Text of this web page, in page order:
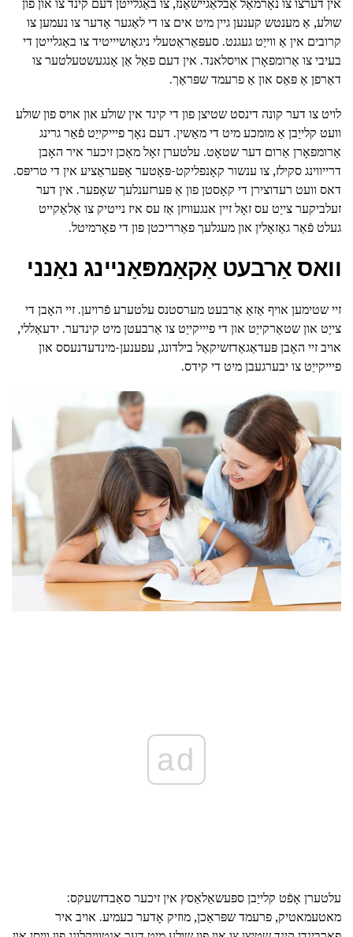
אין דערצו צו נאָרמאַל אַבלאַגיישאַנז, צו באַגלייטן דעם קינד צו און פון
שולע, אַ מענטש קענען גיין מיט אים צו די לאַגער אָדער צו נעמען צו
קרובים אין אַ ווייַט געגנט. סעפּאַראַטעלי ניגאָושיייטיד צו באַגלייטן די
בעיבי צו אַרומפאָרן אויסלאנד. אין דעם פאַל אַן אָנגעשטעלטער צו
דאַרפן אַ פּאַס און אַ פרעמד שפּראַך.
לויט צו דער קונה דינסט שטיצן פון די קינד אין שולע און אויס פון שולע
וועט קלייַבן אַ מומכע מיט די מאַשין. דעם נאָך פיייקייַט פֿאַר גרינג
אַרומפאָרן אַרום דער שטאָט. עלטערן זאָל מאַכן זיכער איר האָבן
דרייווינג סקילז, צו ענשור קאָנפליקט-פּאָטער אָפּעראַציע אין די טריפּס.
דאס וועט רעדוצירן די קאָסטן פון אַ פּערזענלעך שאָפער. אין דער
זעלביקער צייַט עס זאָל זיין אנגעוויזן אַז עס איז נייטיק צו אַלאַקייט
געלט פֿאַר גאַזאָלין און מעגלעך פאַרריכטן פון די פאָרמיטל.
וואס אַרבעט אַקאַמפּאַניינג נאַנני
זיי שטימען אויף אַזאַ אַרבעט מערסטנס עלטערע פֿרויען. זיי האָבן די
צייַט און שטאַרקייַט און די פיייקייַט צו אַרבעטן מיט קינדער. ידעאַללי,
אויב זיי האָבן פּעדאַגאַדזשיקאַל בילדונג, עפענען-מינדעדנעסס און
פיייקייַט צו יבערגעבן מיט די קידס.
ad
עלטערן אָפֿט קלייַבן ספּעשאַלאַסץ אין זיכער סאַבדזשעקס:
מאטעמאטיק, פרעמד שפּראַכן, מוזיק אָדער כעמיע. אויב איר